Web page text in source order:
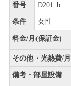
番号 D201_b
条件 女性
料金/月(保証金)
その他・光熱費/月
備考・部屋設備